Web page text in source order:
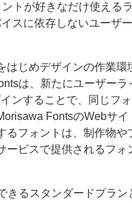
トが好きなだけ使える
スに依存しないユーザ
じめデザインの作業
は、新たにユーザー
ンすることで、同じフ
FontsのWebサ
フォントは、制作物
ビスで提供されるフ
るスタンダードプラ